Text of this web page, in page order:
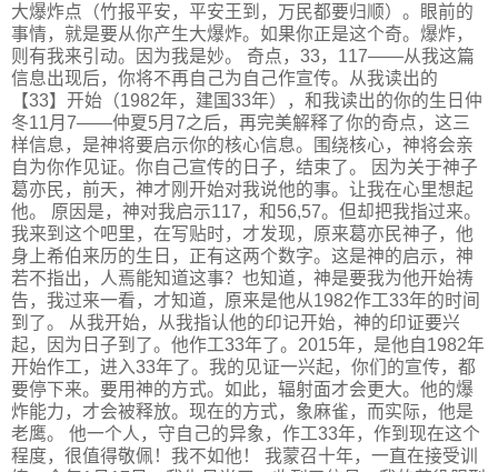
大爆炸点（竹报平安，平安王到，万民都要归顺）。眼前的
事情，就是要从你产生大爆炸。如果你正是这个奇。爆炸，
则有我来引动。因为我是妙。 奇点，33，117——从我这篇
信息出现后，你将不再自己为自己作宣传。从我读出的
【33】开始（1982年，建国33年），和我读出的你的生日仲
冬11月7——仲夏5月7之后，再完美解释了你的奇点，这三
样信息，是神将要启示你的核心信息。围绕核心，神将会亲
自为你作见证。你自己宣传的日子，结束了。 因为关于神子
葛亦民，前天，神才刚开始对我说他的事。让我在心里想起
他。 原因是，神对我启示117，和56,57。但却把我指过来。
我来到这个吧里，在写贴时，才发现，原来葛亦民神子，他
身上希伯来历的生日，正有这两个数字。这是神的启示，神
若不指出，人焉能知道这事？也知道，神是要我为他开始祷
告，我过来一看，才知道，原来是他从1982作工33年的时间
到了。 从我开始，从我指认他的印记开始，神的印证要兴
起，因为日子到了。他作工33年了。2015年，是他自1982年
开始作工，进入33年了。我的见证一兴起，你们的宣传，都
要停下来。要用神的方式。如此，辐射面才会更大。他的爆
炸能力，才会被释放。现在的方式，象麻雀，而实际，他是
老鹰。 他一个人，守自己的异象，作工33年，作到现在这个
程度，很值得敬佩！我不如他！ 我蒙召十年，一直在接受训